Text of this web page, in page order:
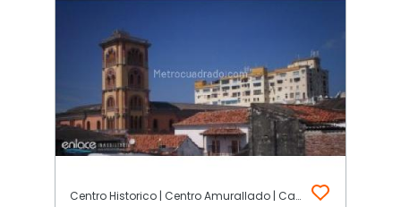
Centro Historico | Centro Amurallado | Cartagena de Indias